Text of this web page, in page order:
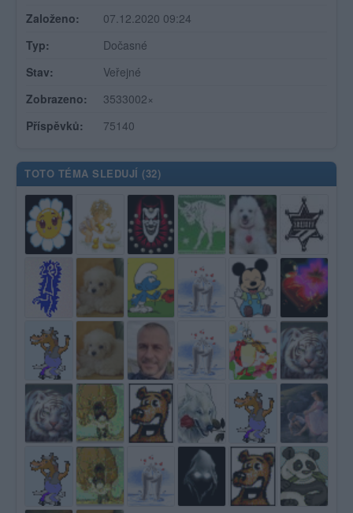
Založeno:
07.12.2020 09:24
Typ:
Dočasné
Stav:
Veřejné
Zobrazeno:
3533002×
Příspěvků:
75140
TOTO TÉMA SLEDUJÍ (32)